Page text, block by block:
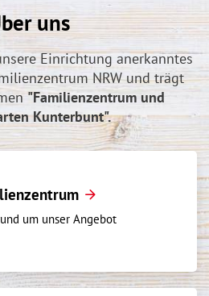
uns
Einrichtung anerkanntes
NRW und trägt
"Familienzentrum und
Kunterbunt".
um unser Angebot